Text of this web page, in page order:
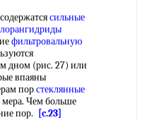
содержатсясильные
фильтровальную
дном (рис. 27) или
впаяны
порстеклянные
мера. Чем больше
пор.
[c.23]